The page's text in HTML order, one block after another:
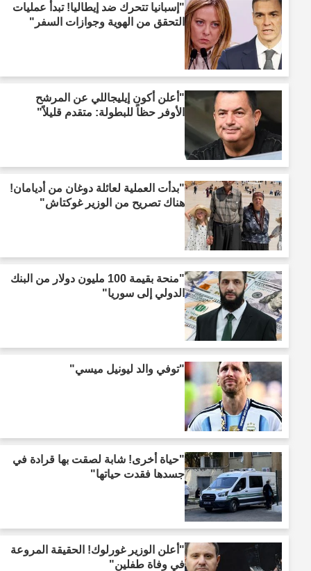
"إسبانيا تتحرك ضد إيطاليا! تبدأ عمليات
التحقق من الهوية وجوازات السفر"
"أعلن أكون إيليجاللي عن المرشح
الأوفر حظاً للبطولة: متقدم قليلاً"
"بدأت العملية لعائلة دوغان من أديامان!
هناك تصريح من الوزير غوكتاش"
"منحة بقيمة 100 مليون دولار من البنك
الدولي إلى سوريا"
"توفي والد ليونيل ميسي"
"حياة أخرى! شابة لصقت بها قرادة في
جسدها فقدت حياتها"
"أعلن الوزير غورلوك! الحقيقة المروعة
في وفاة طفلين"